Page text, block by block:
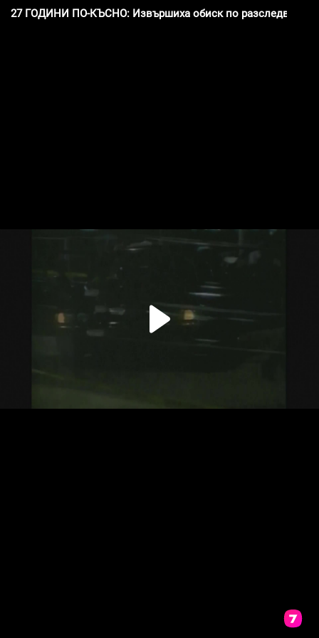
27 ГОДИНИ ПО-КЪСНО: Извършиха обиск по разследването